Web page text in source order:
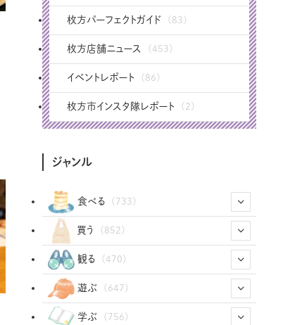
枚方パーフェクトガイド (83)
枚方店舗ニュース (453)
イベントレポート (86)
枚方市インスタ隊レポート (2)
ジャンル
食べる (733)
買う (852)
観る (470)
(34)
(72)
遊ぶ (647)
(14)
学ぶ (756)